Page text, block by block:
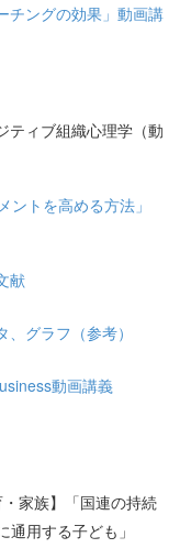
チングの効果」動画講
ィブ組織心理学（動
ントを高める方法」
献
、グラフ（参考）
動画講義
家族】「国連の持続
用する子ども」